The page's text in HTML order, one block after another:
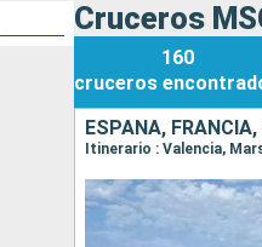
Cruceros
160
cruceros
ESPAÑA,
Itinerario : Valencia,